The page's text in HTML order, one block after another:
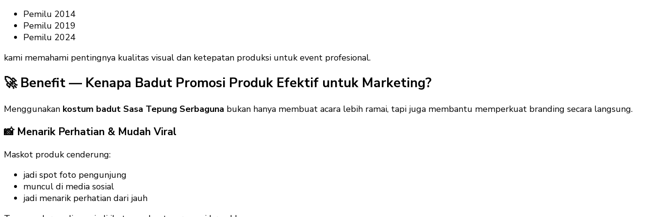
Pemilu 2014
Pemilu 2019
Pemilu 2024
kami memahami pentingnya kualitas visual dan ketepatan produksi untuk event profesional.
🚀 Benefit — Kenapa Badut Promosi Produk Efektif untuk Marketing?
Menggunakan kostum badut Sasa Tepung Serbaguna bukan hanya membuat acara lebih ramai, tapi juga membantu memperkuat branding secara langsung.
📸 Menarik Perhatian & Mudah Viral
Maskot produk cenderung:
jadi spot foto pengunjung
muncul di media sosial
jadi menarik perhatian dari jauh